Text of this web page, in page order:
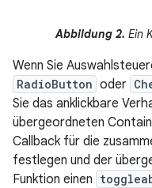
Abbildung 2. Ein
Wenn Sie
RadioButton oder
Sie das anklickbare
übergeordneten
Callback für die
festlegen und der
Funktion einen